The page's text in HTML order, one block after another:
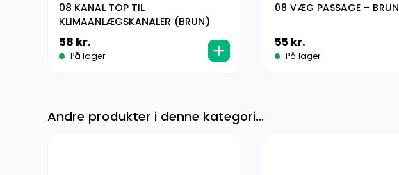
08 KANAL TOP TIL
KLIMAANLÆGSKANALER (BRUN)
58 kr.
På lager
08 VÆG PASSAGE – BRUN
55 kr.
På lager
Andre produkter i denne kategori...